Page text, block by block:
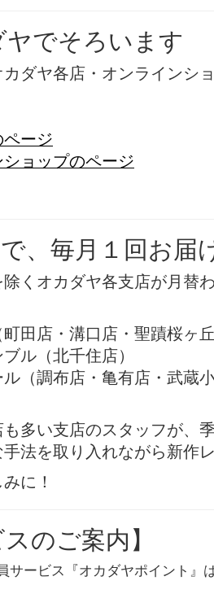
でそろいます
ダヤ各店・オンラインシ
ージ
ョップのページ
、毎月１回お届
くオカダヤ各支店が月替
田店・溝口店・聖蹟桜ヶ
ル（北千住店）
（調布店・亀有店・武蔵
多い支店のスタッフが、
法を取り入れながら新作
に！
のご案内】
サービス『オカダヤポイント』